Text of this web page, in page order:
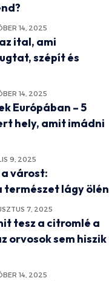
14, 2025
ital, ami
szépít és
14, 2025
Európában – 5
hely, amit imádni
9, 2025
várost:
természet lágy ölén
7, 2025
tesz a citromlé a
orvosok sem hiszik
14, 2025